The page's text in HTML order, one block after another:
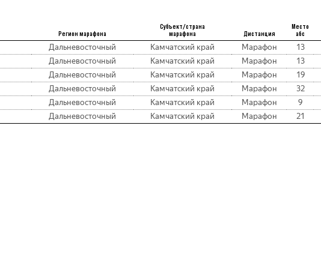
Регион марафона
Субъект/страна
марафона
Дистанция
Место
абс
Дальневосточный Камчатский край Марафон 13
Дальневосточный Камчатский край Марафон 13
Дальневосточный Камчатский край Марафон 19
Дальневосточный Камчатский край Марафон 32
Дальневосточный Камчатский край Марафон 9
Дальневосточный Камчатский край Марафон 21